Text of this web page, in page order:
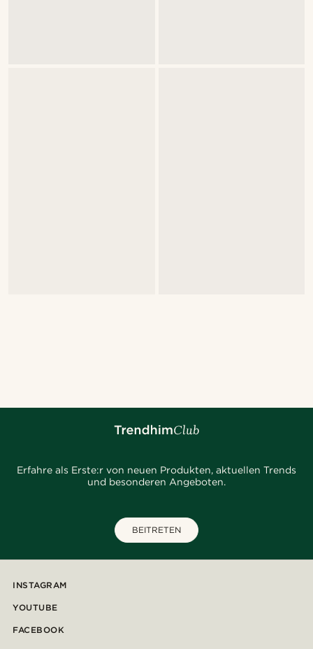
Erfahre als Erste:r von neuen Produkten, aktuellen Trends
und besonderen Angeboten.
BEITRETEN
INSTAGRAM
YOUTUBE
FACEBOOK